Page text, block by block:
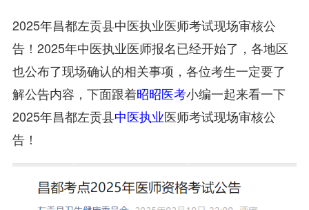
2025年昌都左贡县中医执业医师考试现场审核公
告！2025年中医执业医师报名已经开始了，各地区
也公布了现场确认的相关事项，各位考生一定要了
解公告内容，下面跟着昭昭医考小编一起来看一下
2025年昌都左贡县中医执业医师考试现场审核公
告！